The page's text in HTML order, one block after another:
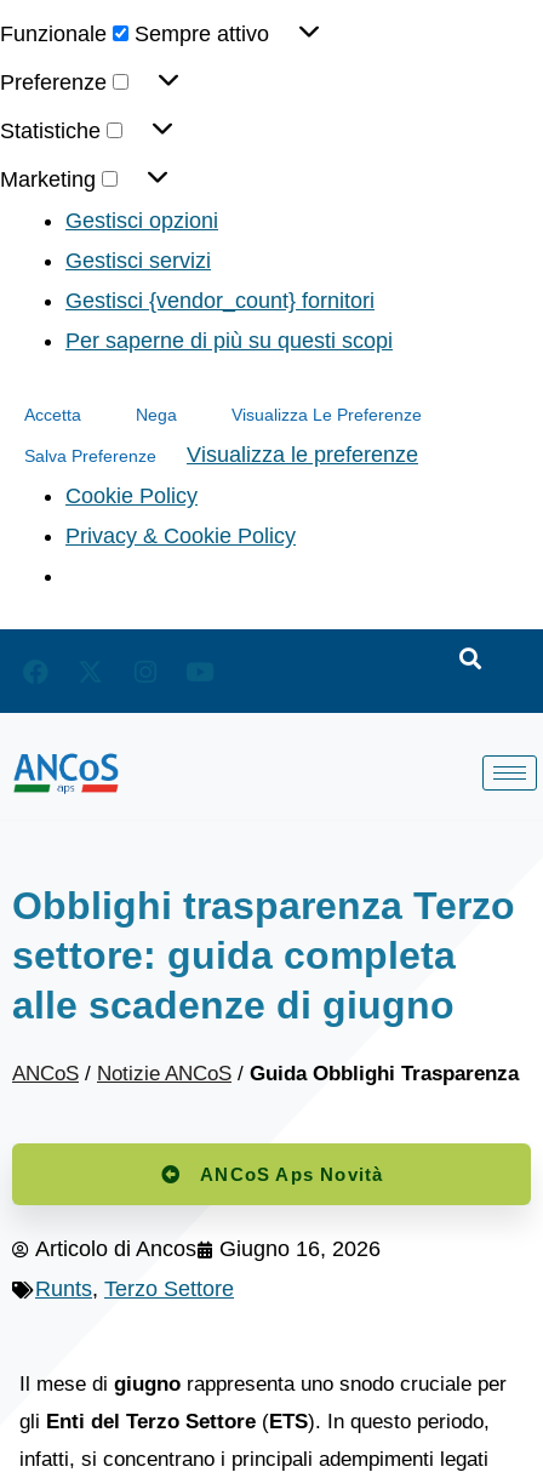
Funzionale
Sempre attivo
Preferenze
Statistiche
Marketing
Gestisci opzioni
Gestisci servizi
Gestisci {vendor_count} fornitori
Per saperne di più su questi scopi
Accetta Nega Visualizza Le Preferenze
Salva Preferenze
Visualizza le preferenze
Cookie Policy
Privacy & Cookie Policy
Obblighi trasparenza Terzo
settore: guida completa
alle scadenze di giugno
ANCoS / Notizie ANCoS / Guida Obblighi Trasparenza
ANCoS Aps Novità
Articolo di Ancos
Giugno 16, 2026
Runts, Terzo Settore
Il mese di giugno rappresenta uno snodo cruciale per
gli Enti del Terzo Settore (ETS). In questo periodo,
infatti, si concentrano i principali adempimenti legati